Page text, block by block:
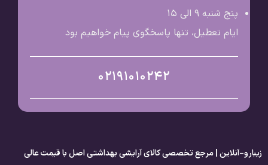
پنج شنبه 9 الی ۱۵
ایام تعطیل، تنها پاسخگوی پیام خواهیم بود
02191010242
زیبارو-آنلاین | مرجع تخصصی کالای آرایشی بهداشتی اصل با قیمت عالی